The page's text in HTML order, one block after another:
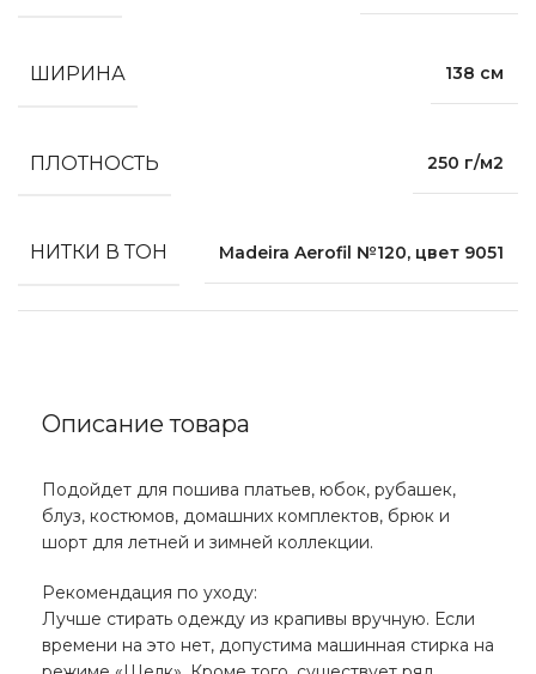
Описание товара
Подойдет для пошива платьев, юбок, рубашек,
блуз, костюмов, домашних комплектов, брюк и
шорт для летней и зимней коллекции.
Рекомендация по уходу:
Лучше стирать одежду из крапивы вручную. Если
времени на это нет, допустима машинная стирка на
ШИРИНА 138 см
ПЛОТНОСТЬ 250 г/м2
НИТКИ В ТОН Madeira Aerofil №120, цвет 9051